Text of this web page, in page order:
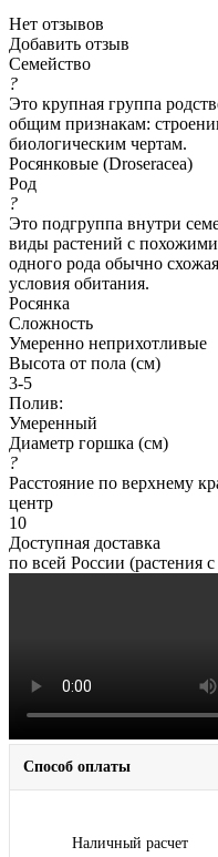
Нет отзывов
Добавить отзыв
Семейство
?
Это крупная группа
общим признакам:
биологическим чертам.
Росянковые (Droseracea)
Род
?
Это подгруппа внутри
виды растений с
одного рода обычно
условия обитания.
Росянка
Сложность
Умеренно неприхотливые
Высота от пола (см)
3-5
Полив:
Умеренный
Диаметр горшка (см)
?
Расстояние по верхнему
центр
10
Доступная доставка
по всей России (растения
Способ оплаты
Наличный расчет